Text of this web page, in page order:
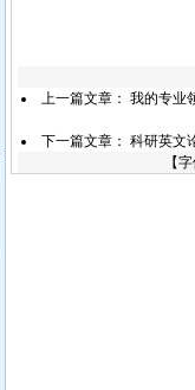
上一篇文章： 我的专业
下一篇文章： 科研英文
【